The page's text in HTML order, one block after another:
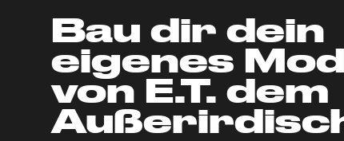
Bau dir dein
eigenes
von E.T. dem